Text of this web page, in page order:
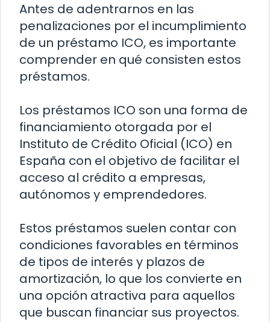
Antes de adentrarnos en las
penalizaciones por el incumplimiento
de un préstamo ICO, es importante
comprender en qué consisten estos
préstamos.
Los préstamos ICO son una forma de
financiamiento otorgada por el
Instituto de Crédito Oficial (ICO) en
España con el objetivo de facilitar el
acceso al crédito a empresas,
autónomos y emprendedores.
Estos préstamos suelen contar con
condiciones favorables en términos
de tipos de interés y plazos de
amortización, lo que los convierte en
una opción atractiva para aquellos
que buscan financiar sus proyectos.